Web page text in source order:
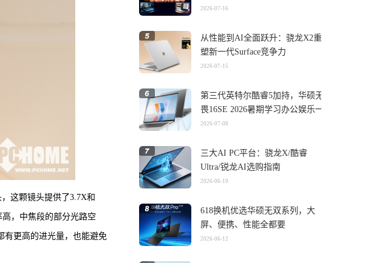
这颗镜头提供了3.7X和
，中焦段的部分光路空
有更高的进光量，也能避免
位
2026-07-16
从性能到AI全面跃升：骁龙X2重
塑新一代Surface竞争力
2026-07-15
第三代英特尔酷睿5加持，华硕无
畏16SE 2026暑期学习办公娱乐一
机搞定
2026-07-08
三大AI PC平台：骁龙X/酷睿
Ultra/锐龙AI选购指南
2026-06-19
618换机优选华硕无双系列，大
屏、便携、性能全都要
2026-06-12